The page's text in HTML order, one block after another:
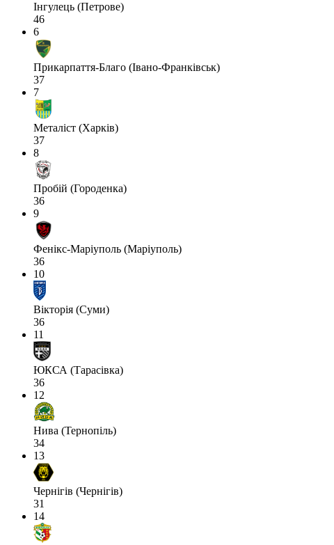
Інгулець (Петрове)
46
6
Прикарпаття-Благо (Івано-Франківськ)
37
7
Металіст (Харків)
37
8
Пробій (Городенка)
36
9
Фенікс-Маріуполь (Маріуполь)
36
10
Вікторія (Суми)
36
11
ЮКСА (Тарасівка)
36
12
Нива (Тернопіль)
34
13
Чернігів (Чернігів)
31
14